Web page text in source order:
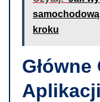
kroku